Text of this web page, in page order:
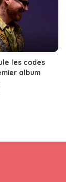
les codes
album